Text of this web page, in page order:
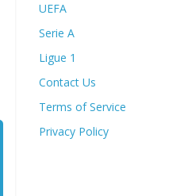
UEFA
Serie A
Ligue 1
Contact Us
Terms of Service
Privacy Policy